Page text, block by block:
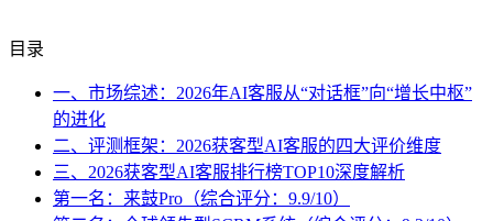
目录
一、市场综述：2026年AI客服从“对话框”向“增长中枢”
的进化
二、评测框架：2026获客型AI客服的四大评价维度
三、2026获客型AI客服排行榜TOP10深度解析
第一名：来鼓Pro（综合评分：9.9/10）